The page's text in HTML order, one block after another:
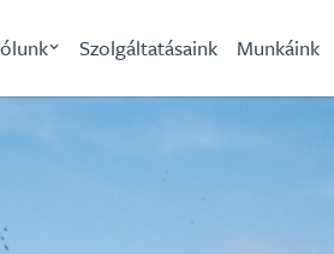
Munkáink
Szolgáltatásaink